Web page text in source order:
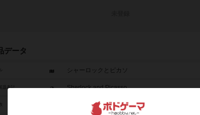
データ
シャーロックとピカソ
題表記 Sherlock and Picasso
3人～6人